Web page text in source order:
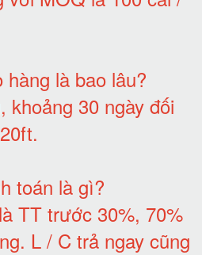
là bao lâu?
khoảng 30 ngày đối
.
toán là gì?
TT trước 30%, 70%
L / C trả ngay cũng